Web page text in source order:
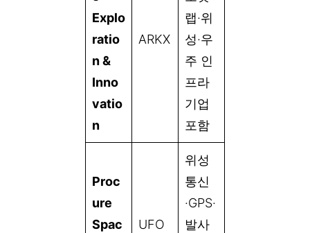
Explo
ratio
n &
Inno
vatio
n
ARKX
랩·위
성·우
주 인
프라
기업
포함
Proc
ure
Spac
UFO
위성
통신
·GPS·
발사